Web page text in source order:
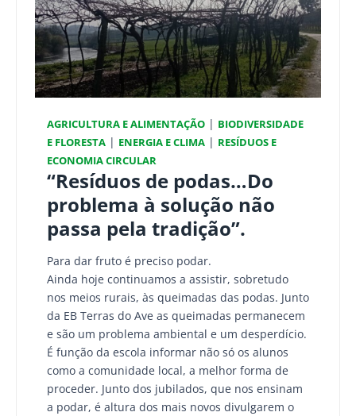
AGRICULTURA E ALIMENTAÇÃO | BIODIVERSIDADE
E FLORESTA | ENERGIA E CLIMA | RESÍDUOS E
ECONOMIA CIRCULAR
“Resíduos de podas…Do
problema à solução não
passa pela tradição”.
Para dar fruto é preciso podar.
Ainda hoje continuamos a assistir, sobretudo
nos meios rurais, às queimadas das podas. Junto
da EB Terras do Ave as queimadas permanecem
e são um problema ambiental e um desperdício.
É função da escola informar não só os alunos
como a comunidade local, a melhor forma de
proceder. Junto dos jubilados, que nos ensinam
a podar, é altura dos mais novos divulgarem o